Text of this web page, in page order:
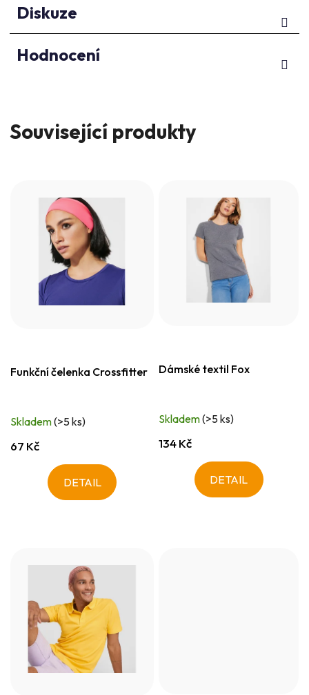
Diskuze
Hodnocení
Související produkty
Funkční čelenka Crossfitter
Skladem(>5 ks)
67 Kč
DETAIL
Dámské textil Fox
Skladem(>5 ks)
134 Kč
DETAIL